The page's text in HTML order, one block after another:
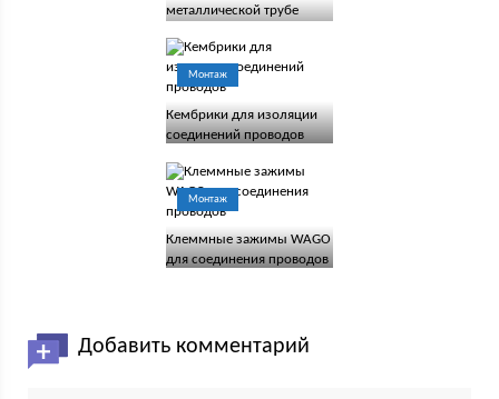
металлической трубе
Монтаж
Кембрики для изоляции
соединений проводов
Монтаж
Клеммные зажимы WAGO
для соединения проводов
Добавить комментарий